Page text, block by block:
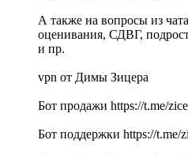
А также на вопросы из
оценивания, СДВГ,
и пр.
vpn от Димы Зицера
Бот продажи https://t.me/
Бот поддержки https://t.me/